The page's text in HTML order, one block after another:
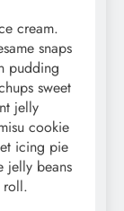
cream.
snaps
pudding
sweet
jelly
cookie
icing pie
jelly beans
roll.